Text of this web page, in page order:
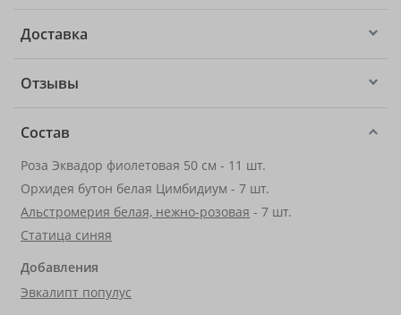
Доставка
Отзывы
Состав
Роза Эквадор фиолетовая 50 см - 11 шт.
Орхидея бутон белая Цимбидиум - 7 шт.
Альстромерия белая, нежно-розовая - 7 шт.
Статица синяя
Добавления
Эвкалипт популус